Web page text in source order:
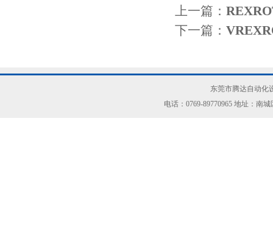
上一篇：
下一篇：
东莞市腾达自动化
电话：0769-89770965 地址：南